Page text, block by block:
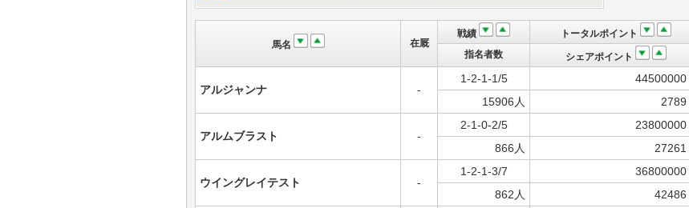
馬名 在厩
戦績
トータルポイント
指名者数
シェアポイント
アルジャンナ -
1-2-1-1/5 44500000
15906人
2789
アルムブラスト -
2-1-0-2/5 23800000
866人
27261
ウイングレイテスト -
1-2-1-3/7 36800000
862人
42486